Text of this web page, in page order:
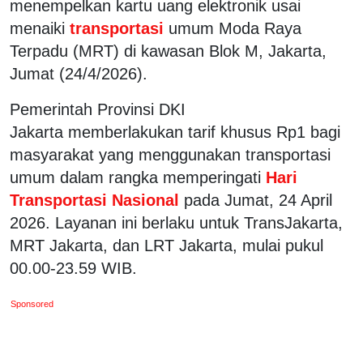
menempelkan kartu uang elektronik usai
menaiki transportasi umum Moda Raya
Terpadu (MRT) di kawasan Blok M, Jakarta,
Jumat (24/4/2026).
Pemerintah Provinsi DKI
Jakarta memberlakukan tarif khusus Rp1 bagi
masyarakat yang menggunakan transportasi
umum dalam rangka memperingati Hari
Transportasi Nasional pada Jumat, 24 April
2026. Layanan ini berlaku untuk TransJakarta,
MRT Jakarta, dan LRT Jakarta, mulai pukul
00.00-23.59 WIB.
Sponsored